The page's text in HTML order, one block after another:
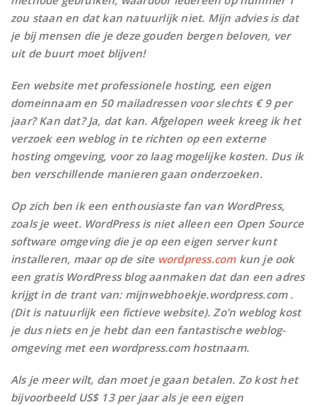
zou staan en dat kan natuurlijk niet. Mijn advies is dat
je bij mensen die je deze gouden bergen beloven, ver
uit de buurt moet blijven!
Een website met professionele hosting, een eigen
domeinnaam en 50 mailadressen voor slechts € 9 per
jaar? Kan dat? Ja, dat kan. Afgelopen week kreeg ik het
verzoek een weblog in te richten op een externe
hosting omgeving, voor zo laag mogelijke kosten. Dus ik
ben verschillende manieren gaan onderzoeken.
Op zich ben ik een enthousiaste fan van WordPress,
zoals je weet. WordPress is niet alleen een Open Source
software omgeving die je op een eigen server kunt
installeren, maar op de site wordpress.comkun je ook
een gratis WordPress blog aanmaken dat dan een adres
krijgt in de trant van: mijnwebhoekje.wordpress.com .
(Dit is natuurlijk een fictieve website). Zo’n weblog kost
je dus niets en je hebt dan een fantastische weblog-
omgeving met een wordpress.com hostnaam.
Als je meer wilt, dan moet je gaan betalen. Zo kost het
bijvoorbeeld US$ 13 per jaar als je een eigen